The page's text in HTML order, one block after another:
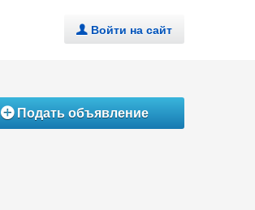
. Войти на сайт
ÁПодать объявление